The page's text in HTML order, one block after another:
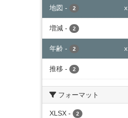
地図 - 2 x
増減 - 2
年齢 - 2 x
推移 - 2
フォーマット
XLSX - 2